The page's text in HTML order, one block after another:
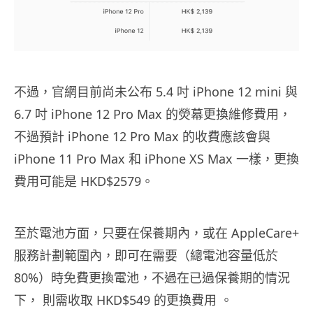
不過，官網目前尚未公布 5.4 吋 iPhone 12 mini 與
6.7 吋 iPhone 12 Pro Max 的熒幕更換維修費用，
不過預計 iPhone 12 Pro Max 的收費應該會與
iPhone 11 Pro Max 和 iPhone XS Max 一樣，更換
費用可能是 HKD$2579。
至於電池方面，只要在保養期內，或在 AppleCare+
服務計劃範圍內，即可在需要（總電池容量低於
80%）時免費更換電池，不過在已過保養期的情況
下， 則需收取 HKD$549 的更換費用 。